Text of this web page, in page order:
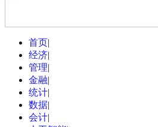
首页|
经济|
管理|
金融|
统计|
数据|
会计|